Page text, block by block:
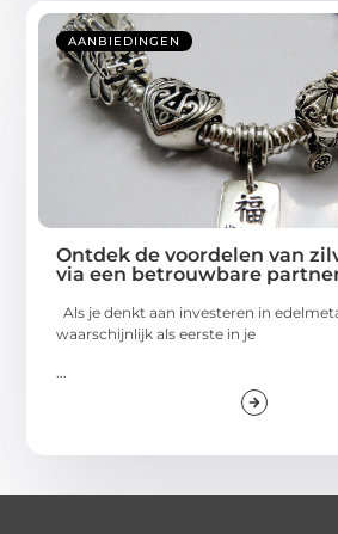
AANBIEDINGEN
Ontdek de voordelen van
via een betrouwbare
Als je denkt aan investeren in
waarschijnlijk als eerste in je
...